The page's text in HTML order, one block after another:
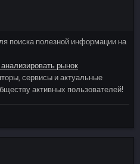
поиска полезной информации на
рынок
сервисы и актуальные
активных пользователей!